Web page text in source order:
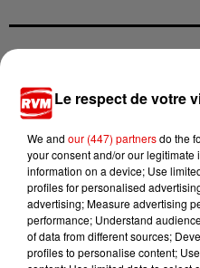
15h15
15h15
SUZANNE VEGA
15h12
15h12
TOVE LO
Le respect de votre
We and our (447) partnersdo the
your consent and/or our legitimate
information on a device; Use
profiles for personalised
advertising; Measure advertising
performance; Understand
of data from different sources;
profiles to personalise content;